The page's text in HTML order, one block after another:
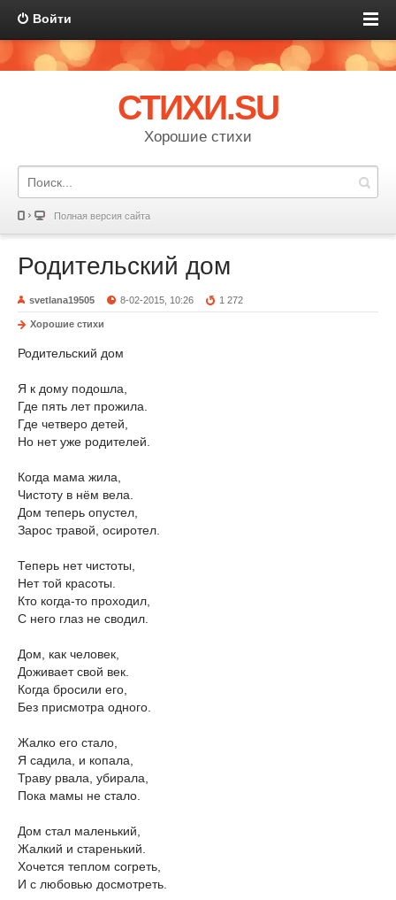
Войти
СТИХИ.SU
Хорошие стихи
Полная версия сайта
Родительский дом
svetlana19505 8-02-2015, 10:26 1 272
Хорошие стихи
Родительский дом
Я к дому подошла,
Где пять лет прожила.
Где четверо детей,
Но нет уже родителей.
Когда мама жила,
Чистоту в нём вела.
Дом теперь опустел,
Зарос травой, осиротел.
Теперь нет чистоты,
Нет той красоты.
Кто когда-то проходил,
С него глаз не сводил.
Дом, как человек,
Доживает свой век.
Когда бросили его,
Без присмотра одного.
Жалко его стало,
Я садила, и копала,
Траву рвала, убирала,
Пока мамы не стало.
Дом стал маленький,
Жалкий и старенький.
Хочется теплом согреть,
И с любовью досмотреть.